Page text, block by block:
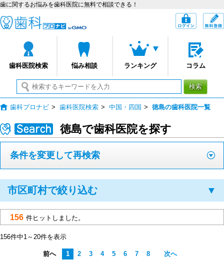
歯に関するお悩みを歯科医院に無料で相談できる！
歯科医院検索 悩み相談 ランキング コラム
ログイン
検索
歯科プロナビ > 歯科医院検索 > 中国・四国 > 徳島の歯科医院一覧
徳島で歯科医院を探す
条件を変更して再検索
市区町村で絞り込む ▼
156 件ヒットしました。
156件中1～20件を表示
前へ 1 2 3 4 5 6 7 8 次へ